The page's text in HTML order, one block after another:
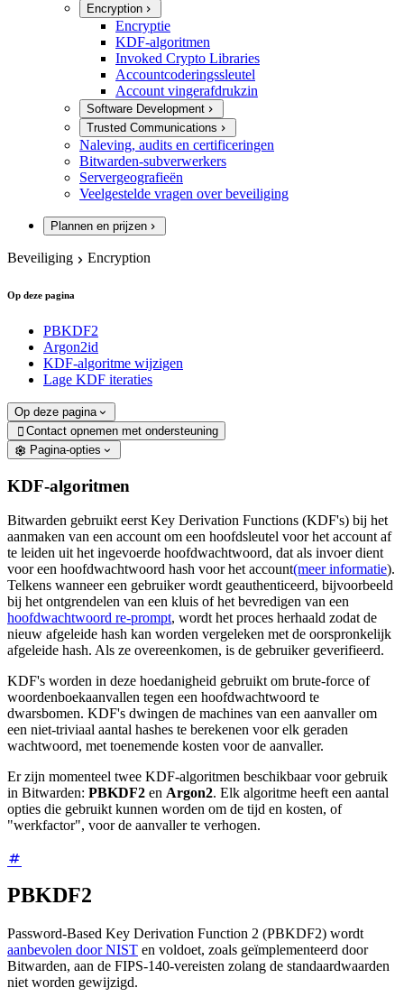
Encryption
Encryptie
KDF-algoritmen
Invoked Crypto Libraries
Accountcoderingssleutel
Account vingerafdrukzin
Software Development
Trusted Communications
Naleving, audits en certificeringen
Bitwarden-subverwerkers
Servergeografieën
Veelgestelde vragen over beveiliging
Plannen en prijzen
Beveiliging Encryption
Op deze pagina
PBKDF2
Argon2id
KDF-algoritme wijzigen
Lage KDF iteraties
Op deze pagina
 Contact opnemen met ondersteuning
Pagina-opties
KDF-algoritmen
Bitwarden gebruikt eerst Key Derivation Functions (KDF's) bij het
aanmaken van een account om een hoofdsleutel voor het account af
te leiden uit het ingevoerde hoofdwachtwoord, dat als invoer dient
voor een hoofdwachtwoord hash voor het account(meer informatie).
Telkens wanneer een gebruiker wordt geauthenticeerd, bijvoorbeeld
bij het ontgrendelen van een kluis of het bevredigen van een
hoofdwachtwoord re-prompt, wordt het proces herhaald zodat de
nieuw afgeleide hash kan worden vergeleken met de oorspronkelijk
afgeleide hash. Als ze overeenkomen, is de gebruiker geverifieerd.
KDF's worden in deze hoedanigheid gebruikt om brute-force of
woordenboekaanvallen tegen een hoofdwachtwoord te
dwarsbomen. KDF's dwingen de machines van een aanvaller om
een niet-triviaal aantal hashes te berekenen voor elk geraden
wachtwoord, met toenemende kosten voor de aanvaller.
Er zijn momenteel twee KDF-algoritmen beschikbaar voor gebruik
in Bitwarden: PBKDF2 en Argon2. Elk algoritme heeft een aantal
opties die gebruikt kunnen worden om de tijd en kosten, of
"werkfactor", voor de aanvaller te verhogen.
PBKDF2
Password-Based Key Derivation Function 2 (PBKDF2) wordt
aanbevolen door NIST en voldoet, zoals geïmplementeerd door
Bitwarden, aan de FIPS-140-vereisten zolang de standaardwaarden
niet worden gewijzigd.